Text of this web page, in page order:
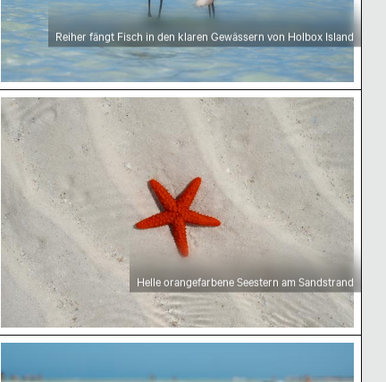
Reiher fängt Fisch in den klaren Gewässern von Holbox Island
Helle orangefarbene Seestern am Sandstrand
Helle orangefarbene Seestern am Sandstrand
Verlassene Lenkrad auf Sandstrand